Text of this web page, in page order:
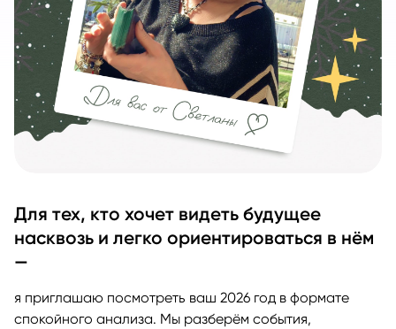
Для тех, кто хочет видеть будущее
насквозь и легко ориентироваться в нём
—
я приглашаю посмотреть ваш 2026 год в формате
спокойного анализа. Мы разберём события,